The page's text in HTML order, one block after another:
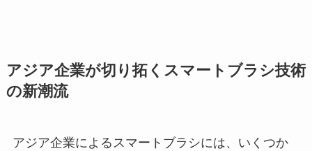
アジア企業が切り拓くスマートブラシ技術
の新潮流
アジア企業によるスマートブラシには、いくつか